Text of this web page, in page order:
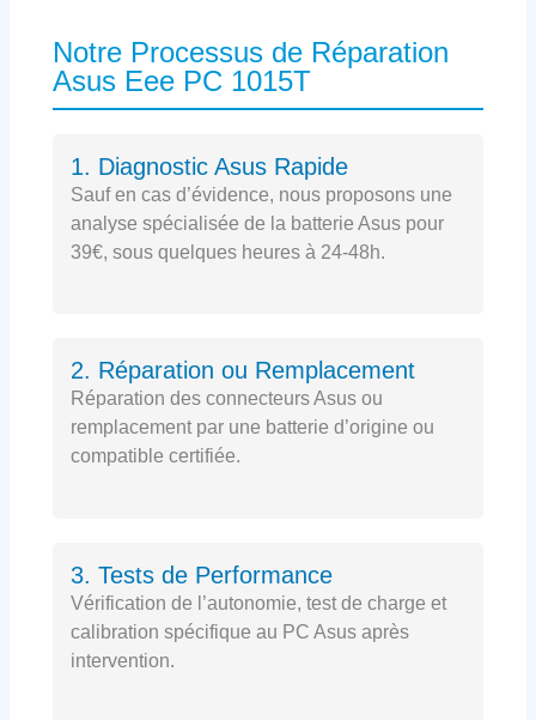
Notre Processus de Réparation
Asus Eee PC 1015T
1. Diagnostic Asus Rapide
Sauf en cas d’évidence, nous proposons une
analyse spécialisée de la batterie Asus pour
39€, sous quelques heures à 24-48h.
2. Réparation ou Remplacement
Réparation des connecteurs Asus ou
remplacement par une batterie d’origine ou
compatible certifiée.
3. Tests de Performance
Vérification de l’autonomie, test de charge et
calibration spécifique au PC Asus après
intervention.